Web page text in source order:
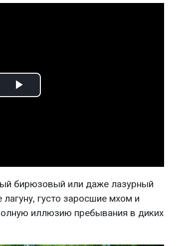
Play
бирюзовый или даже лазурный
густо заросшие мхом и
иллюзию пребывания в диких